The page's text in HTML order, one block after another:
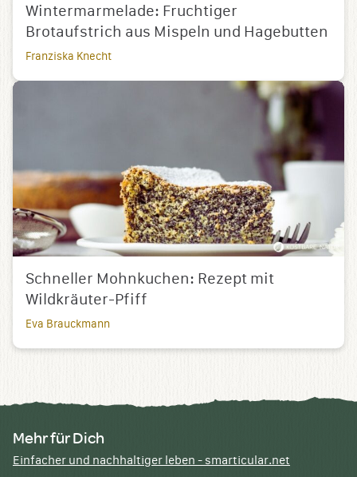
Wintermarmelade: Fruchtiger
Brotaufstrich aus Mispeln und Hagebutten
Franziska Knecht
Schneller Mohnkuchen: Rezept mit
Wildkräuter-Pfiff
Eva Brauckmann
Mehr für Dich
Einfacher und nachhaltiger leben - smarticular.net